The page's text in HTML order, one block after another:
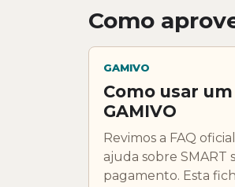
Como
GAMIVO
Como usar
GAMIVO
Revimos a FAQ
ajuda sobre SMART
pagamento. Esta